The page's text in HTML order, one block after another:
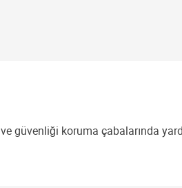
güvenliği koruma çabalarında